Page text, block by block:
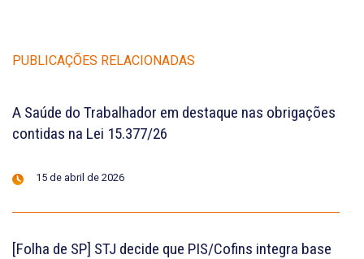
PUBLICAÇÕES RELACIONADAS
A Saúde do Trabalhador em destaque nas obrigações
contidas na Lei 15.377/26
15 de abril de 2026
[Folha de SP] STJ decide que PIS/Cofins integra base